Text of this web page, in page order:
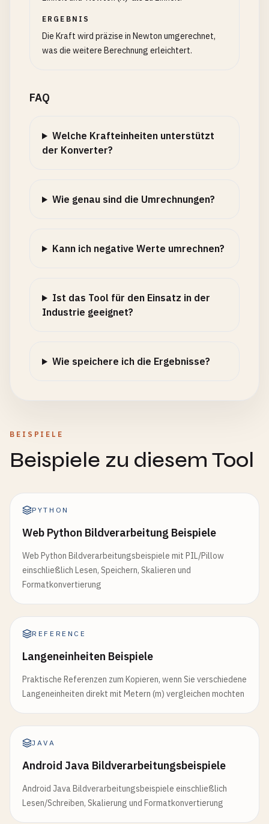
ERGEBNIS
Die Kraft wird präzise in Newton umgerechnet,
was die weitere Berechnung erleichtert.
FAQ
Welche Krafteinheiten unterstützt
der Konverter?
Wie genau sind die Umrechnungen?
Kann ich negative Werte umrechnen?
Ist das Tool für den Einsatz in der
Industrie geeignet?
Wie speichere ich die Ergebnisse?
BEISPIELE
Beispiele zu diesem Tool
PYTHON
Web Python Bildverarbeitung Beispiele
Web Python Bildverarbeitungsbeispiele mit PIL/Pillow
einschließlich Lesen, Speichern, Skalieren und
Formatkonvertierung
REFERENCE
Langeneinheiten Beispiele
Praktische Referenzen zum Kopieren, wenn Sie verschiedene
Langeneinheiten direkt mit Metern (m) vergleichen mochten
JAVA
Android Java Bildverarbeitungsbeispiele
Android Java Bildverarbeitungsbeispiele einschließlich
Lesen/Schreiben, Skalierung und Formatkonvertierung